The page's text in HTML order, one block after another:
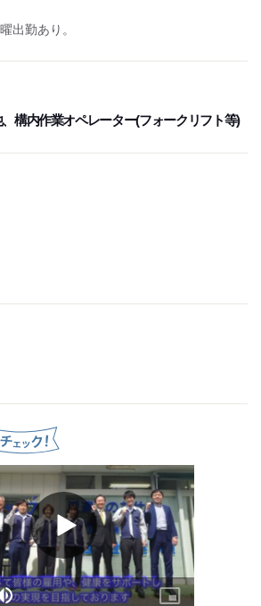
出勤あり。
構内作業オペレーター(フォークリフト等)
Play
Video
Mute Picture-